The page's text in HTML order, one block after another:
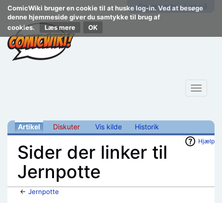
ComicWiki bruger en cookie til at huske log-in. Ved at besøge
denne hjemmeside giver du samtykke til brug af
cookies.
Læs mere
Opret konto Log på
Toggle
Artikel Diskuter Vis kilde Historik
Hjælp
Sider der linker til
Jernpotte
← Jernpotte